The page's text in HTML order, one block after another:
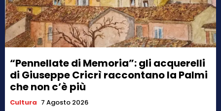
“Pennellate di Memoria”: gli acquerelli
di Giuseppe Cricrì raccontano la Palmi
che non c’è più
Cultura 7 Agosto 2026